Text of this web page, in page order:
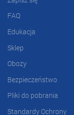
FAQ
Edukacja
Sklep
Obozy
Bezpieczeństwo
Pliki do pobrania
Standardy Ochrony